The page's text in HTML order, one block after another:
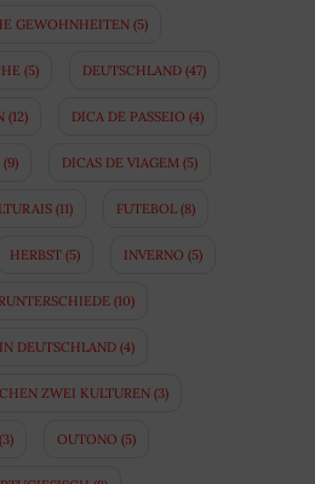
GEWOHNHEITEN (5)
(5) DEUTSCHLAND (47)
(12) DICA DE PASSEIO (4)
(9) DICAS DE VIAGEM (5)
(11) FUTEBOL (8)
HERBST(5) INVERNO (5)
(10)
DEUTSCHLAND (4)
ZWEI KULTUREN (3)
OUTONO (5)